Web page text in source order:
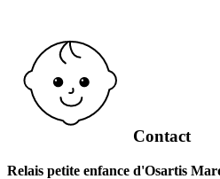
Contact
Relais petite enfance d'Osartis